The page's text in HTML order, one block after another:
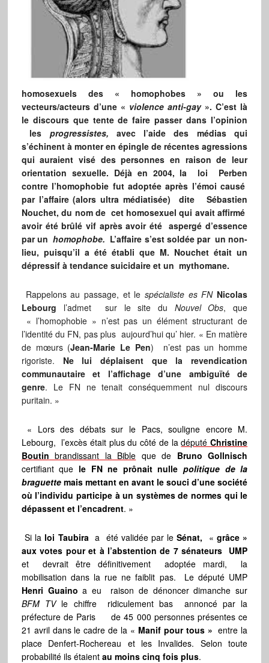
homosexuels des « homophobes » ou les
vecteurs/acteurs d’une « violence anti-gay ». C’est là
le discours que tente de faire passer dans l’opinion
les progressistes, avec l’aide des médias qui
s’échinent à monter en épingle de récentes agressions
qui auraient visé des personnes en raison de leur
orientation sexuelle. Déjà en 2004, la loi Perben
contre l’homophobie fut adoptée après l’émoi causé
par l’affaire (alors ultra médiatisée) dite Sébastien
Nouchet, du nom de cet homosexuel qui avait affirmé
avoir été brûlé vif après avoir été aspergé d’essence
par unhomophobe. L’affaire s’est soldée par un non-
lieu, puisqu’il a été établi que M. Nouchet était un
dépressif à tendance suicidaire et un mythomane.
Rappelons au passage, et lespécialiste es FN Nicolas
Lebourg l’admet sur le site du Nouvel Obs, que
« l’homophobie » n’est pas un élément structurant de
l’identité du FN, pas plus aujourd’hui qu’ hier. « En matière
de mœurs (Jean-Marie Le Pen) n’est pas un homme
rigoriste. Ne lui déplaisent que la revendication
communautaire et l’affichage d’une ambiguïté de
genre. Le FN ne tenait conséquemment nul discours
puritain. »
« Lors des débats sur le Pacs, souligne encore M.
Lebourg, l’excès était plus du côté de ladéputéChristine
Boutin brandissant la Bible que de Bruno Gollnisch
certifiant que le FN ne prônait nulle politique de la
braguettemais mettant en avant le souci d’une société
où l’individu participe à un systèmes de normes qui le
dépassent et l’encadrent. »
Si la loi Taubira a été validée par leSénat, « grâce »
aux votes pour et à l’abstention de 7 sénateurs UMP
et devrait être définitivement adoptée mardi, la
mobilisation dans la rue ne faiblit pas. Le député UMP
Henri Guaino a eu raison de dénoncer dimanche sur
BFM TVle chiffre ridiculement bas annoncé par la
préfecture de Paris de 45 000 personnes présentes ce
21 avril dans le cadre de la « Manif pour tous » entre la
place Denfert-Rochereau et les Invalides. Selon toute
probabilité ils étaient au moins cinq fois plus.